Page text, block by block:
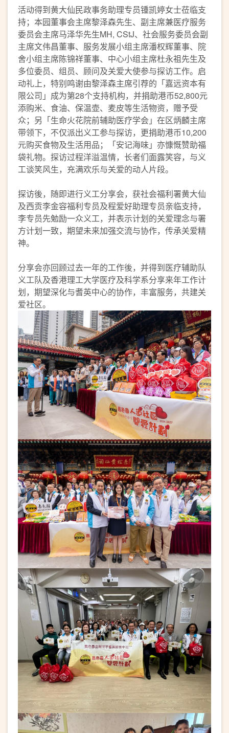
活动得到黄大仙民政事务助理专员锺凯婷女士莅临支
持；本园董事会主席黎泽森先生、副主席兼医疗服务
委员会主席马泽华先生MH, CStJ、社会服务委员会副
主席文伟昌董事、服务发展小组主席潘权辉董事、院
舍小组主席陈锦祥董事、中心小组主席杜永祖先生及
多位委员、组员、顾问及关爱大使参与探访工作。启
动礼上，特别鸣谢由黎泽森主席引荐的「嘉远资本有
限公司」成为第28个支持机构，并捐助港币52,800元
添购米、食油、保温壶、麦皮等生活物资，赠予受
众；另「生命火花院前辅助医疗学会」在区炳麟主席
带领下，不仅派出义工参与探访，更捐助港币10,200
元购买食物及生活用品；「安记海味」亦慷慨赞助福
袋礼物。探访过程洋溢温情，长者们面露笑容，与义
工谈笑风生，充满欢乐与关爱的动人片段。
探访後，随即进行义工分享会，获社会福利署黄大仙
及西贡李金容福利专员及程爱好助理专员亲临支持，
李专员先勉励一众义工，并表示计划的关爱理念与署
方计划一致，期望未来加强交流与协作，传承关爱精
神。
分享会亦回顾过去一年的工作後，并得到医疗辅助队
义工队及香港理工大学医疗及科学系分享来年工作计
划，期望深化与耆英中心的协作，丰富服务，共建关
爱社区。